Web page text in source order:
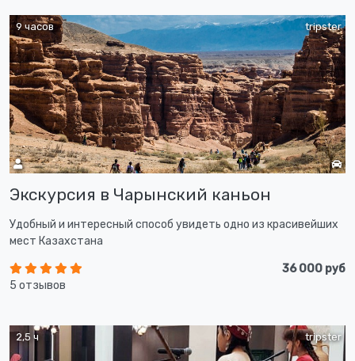
tripster
9 часов
Экскурсия в Чарынский каньон
Удобный и интересный способ увидеть одно из красивейших
мест Казахстана
5 отзывов
36 000 руб
tripster
2,5 ч